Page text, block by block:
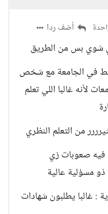
أضف ردا
شوي بس من الطريق
في الجامعة مع شخص
لأنه غالبا اللي تعلم
من التعلم النظري
فيه صعوبات زي
مسؤلية عالية
: غالبا يطلبون شهادات